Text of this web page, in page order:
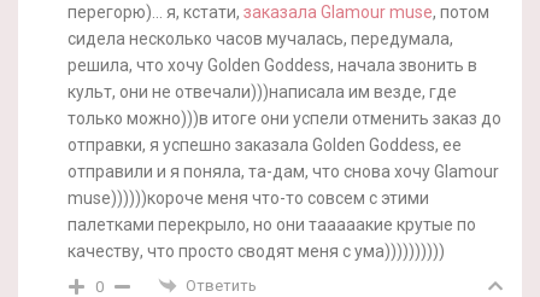
перегорю)… я, кстати, заказала Glamour muse, потом
сидела несколько часов мучалась, передумала,
решила, что хочу Golden Goddess, начала звонить в
культ, они не отвечали)))написала им везде, где
только можно)))в итоге они успели отменить заказ до
отправки, я успешно заказала Golden Goddess, ее
отправили и я поняла, та-дам, что снова хочу Glamour
muse))))))короче меня что-то совсем с этими
палетками перекрыло, но они тааааакие крутые по
качеству, что просто сводят меня с ума))))))))))
0 Ответить